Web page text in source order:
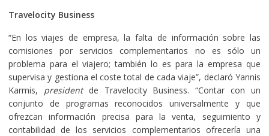
Travelocity Business
“En los viajes de empresa, la falta de información sobre las
comisiones por servicios complementarios no es sólo un
problema para el viajero; también lo es para la empresa que
supervisa y gestiona el coste total de cada viaje”, declaró Yannis
Karmis, presidentde Travelocity Business. “Contar con un
conjunto de programas reconocidos universalmente y que
ofrezcan información precisa para la venta, seguimiento y
contabilidad de los servicios complementarios ofrecería una